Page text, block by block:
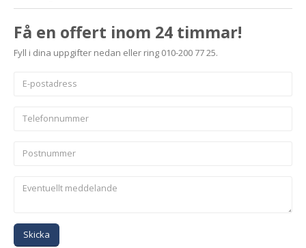
Få en offert inom 24 timmar!
Fyll i dina uppgifter nedan eller ring 010-200 77 25.
Skicka